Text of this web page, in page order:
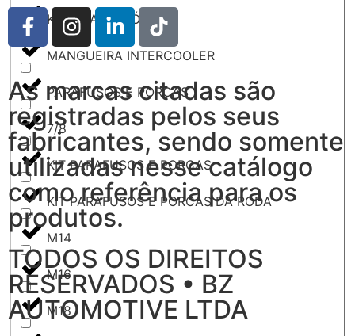
KITS E ACESSÓRIOS
MANGUEIRA INTERCOOLER
PARAFUSOS E PORCAS
7/8
KIT PARAFUSOS E PORCAS
KIT PARAFUSOS E PORCAS DA RODA
M14
M16
M18
As marcas citadas são
registradas pelos seus
fabricantes, sendo somente
utilizadas nesse catálogo
como referência para os
produtos.
TODOS OS DIREITOS
RESERVADOS • BZ
AUTOMOTIVE LTDA